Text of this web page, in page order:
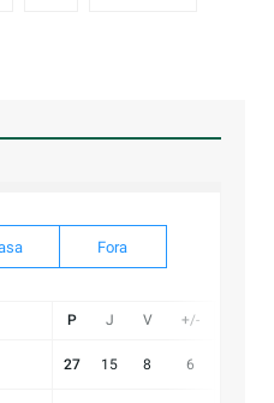
Fora
P J V +/-
27 15 8 6